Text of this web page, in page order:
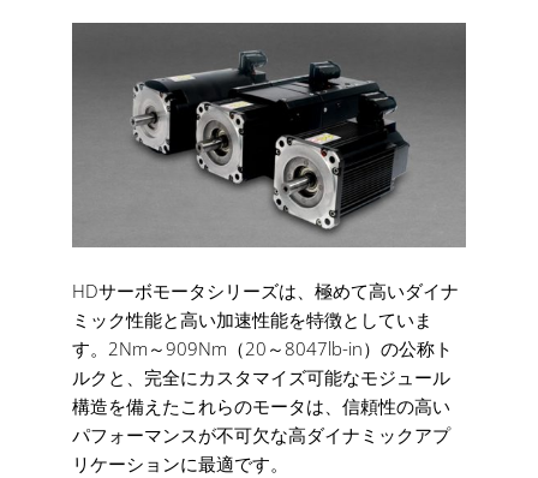
HDサーボモータシリーズは、極めて高いダイナ
ミック性能と高い加速性能を特徴としていま
す。2Nm～909Nm（20～8047lb-in）の公称ト
ルクと、完全にカスタマイズ可能なモジュール
構造を備えたこれらのモータは、信頼性の高い
パフォーマンスが不可欠な高ダイナミックアプ
リケーションに最適です。